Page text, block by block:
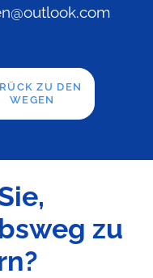
ZU DEN
WEGEN
zu